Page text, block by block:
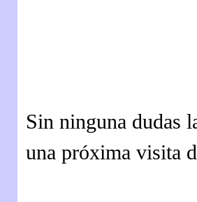
Sin ninguna dudas
una próxima visita